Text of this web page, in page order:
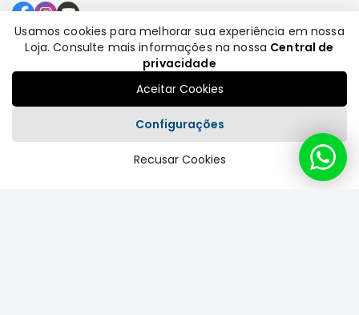
Formas de pagamento
Plataforma
Usamos cookies para melhorar sua experiência em nossa
Loja. Consulte mais informações na nossa Central de
privacidade
Aceitar Cookies
Configurações
Recusar Cookies